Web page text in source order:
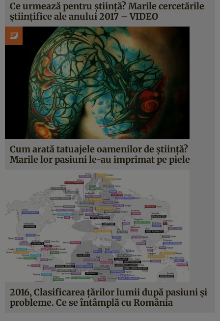
Ce urmează pentru ştiinţă? Marile cercetările
ştiinţifice ale anului 2017 – VIDEO
Cum arată tatuajele oamenilor de ştiinţă?
Marile lor pasiuni le-au imprimat pe piele
2016, Clasificarea ţărilor lumii după pasiuni şi
probleme. Ce se întâmplă cu România